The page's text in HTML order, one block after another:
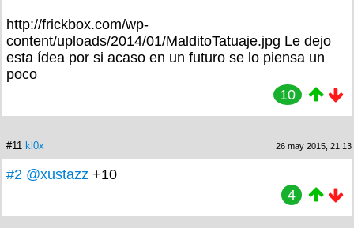
http://frickbox.com/wp-
content/uploads/2014/01/MalditoTatuaje.jpg Le dejo
esta ídea por si acaso en un futuro se lo piensa un
poco
10
#11 kl0x 26 may 2015, 21:13
#2 @xustazz +10
4